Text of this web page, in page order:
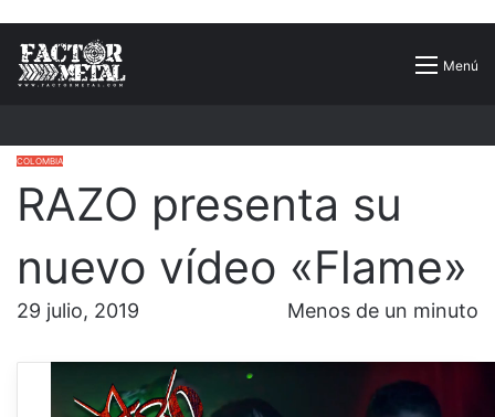
Menú
Buscar
COLOMBIA
RAZO presenta su
nuevo vídeo «Flame»
29 julio, 2019 Menos de un minuto